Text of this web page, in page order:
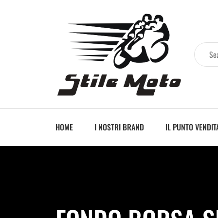
HOME I NOSTRI BRAND IL PUNTO